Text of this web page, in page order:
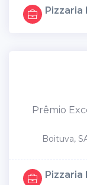
Pizzaria
Prêmio
Boituva,
Pizzaria